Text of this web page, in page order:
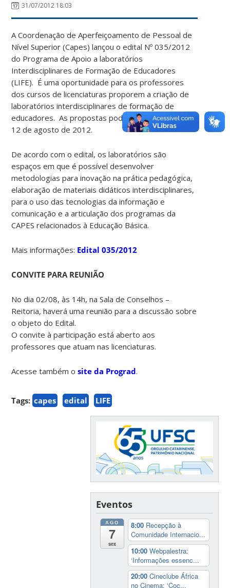
31/07/2012 18:03
A Coordenação de Aperfeiçoamento de Pessoal de
Nível Superior (Capes) lançou o edital Nº 035/2012
do Programa de Apoio a laboratórios
Interdisciplinares de Formação de Educadores
(LIFE). É uma oportunidade para os professores
dos cursos de licenciaturas proporem a criação de
laboratórios interdisciplinares de formação de
educadores. As propostas podem ser enviadas até
12 de agosto de 2012.
De acordo com o edital, os laboratórios são
espaços em que é possível desenvolver
metodologias para inovação na prática pedagógica,
elaboração de materiais didáticos interdisciplinares,
para o uso das tecnologias da informação e
comunicação e a articulação dos programas da
CAPES relacionados à Educação Básica.
Mais informações: Edital 035/2012
CONVITE PARA REUNIÃO
No dia 02/08, às 14h, na Sala de Conselhos –
Reitoria, haverá uma reunião para a discussão sobre
o objeto do Edital.
O convite à participação está aberto aos
professores que atuam nas licenciaturas.
Acesse também osite da Prograd.
Tags: capes edital LIFE
Eventos
AGO
7
sex
8:00 Recepção à
Comunidade Internacio...
10:00Webpalestra:
‘Informações essenc...
20:00Cineclube África
no Cinema: ‘Coc...